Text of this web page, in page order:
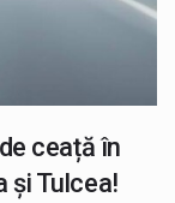
ceață în
și Tulcea!